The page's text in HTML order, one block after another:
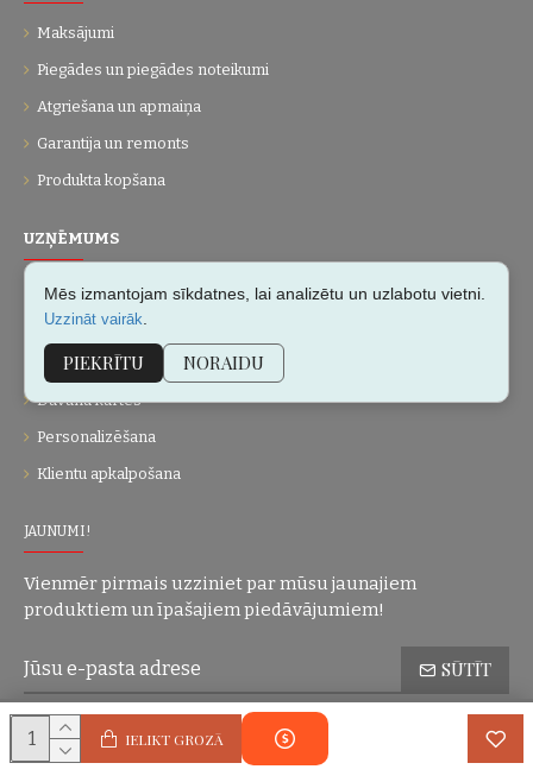
IELIKT GROZĀ
Maksājumi
Piegādes un piegādes noteikumi
Atgriešana un apmaiņa
Garantija un remonts
Produkta kopšana
UZŅĒMUMS
Par mums
Kontakti
Vietnes karte
Dāvanu kartes
Personalizēšana
Klientu apkalpošana
JAUNUMI!
Vienmēr pirmais uzziniet par mūsu jaunajiem
produktiem un īpašajiem piedāvājumiem!
SŪTĪT
Esmu iepazinies(-usies) ar sadaļu Konfidencialitātes politika
piekrītu visiem minētajiem noteikumiem
Mēs izmantojam sīkdatnes, lai analizētu un uzlabotu vietni.
Uzzināt vairāk
PIEKRĪTU NORAIDU